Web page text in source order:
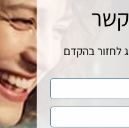
לחזור בהקדם